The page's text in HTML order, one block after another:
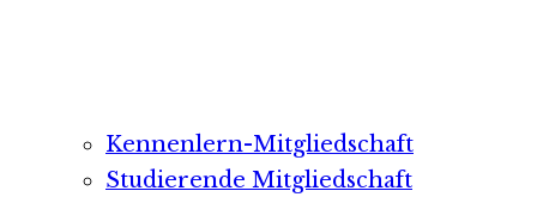
Kennenlern-Mitgliedschaft
Studierende Mitgliedschaft